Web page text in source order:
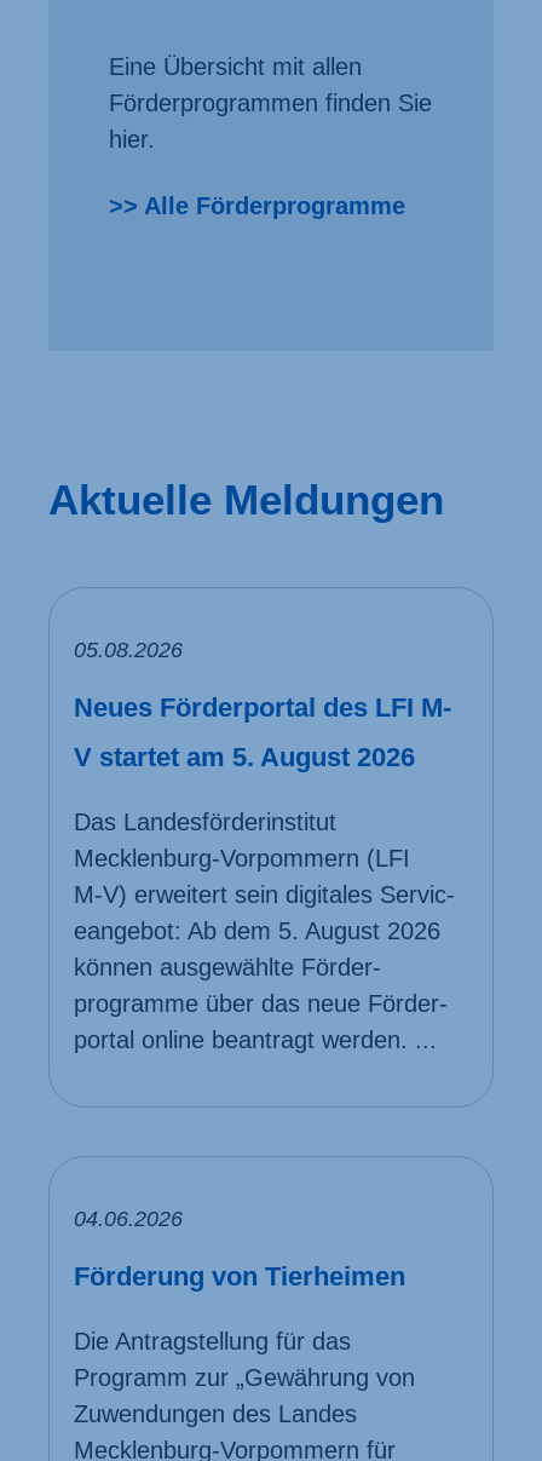
Eine Übersicht mit allen
Förder­programmen finden Sie
hier.
>> Alle Förderprogramme
Aktuelle Meldungen
05.08.2026
Neues Förderportal des LFI M-
V startet am 5. August 2026
Das Landes­förder­institut
Mecklenburg-Vorpommern (LFI
M‑V) erweitert sein digitales Servic­
eangebot: Ab dem 5. August 2026
können ausgewählte Förder­
programme über das neue Förder­
portal online beantragt werden. ...
04.06.2026
Förderung von Tier­heimen
Die Antragstellung für das
Programm zur „Gewährung von
Zuwendungen des Landes
Mecklenburg-Vorpommern für